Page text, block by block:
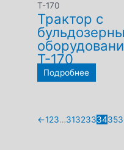
Т-170
Трактор с
Т-170
Подробнее
←123…3132333435